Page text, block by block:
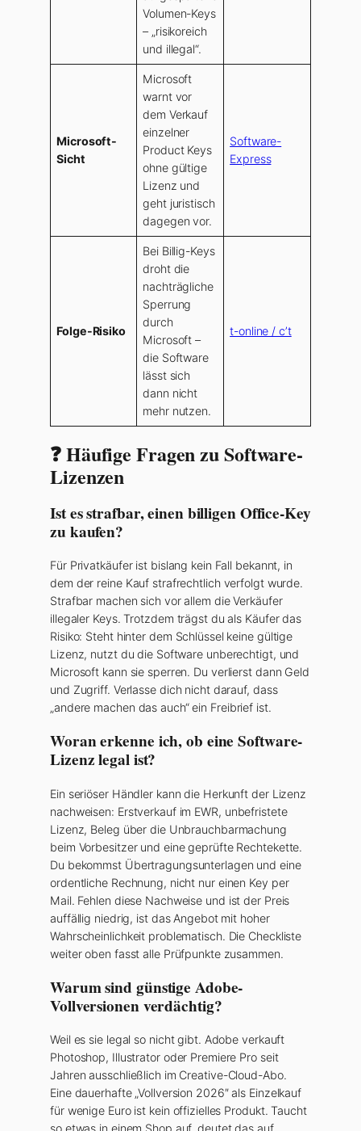
Volumen-Keys
– „risikoreich
und illegal“.
Microsoft-
Sicht
Microsoft
warnt vor
dem Verkauf
einzelner
Product Keys
ohne gültige
Lizenz und
geht juristisch
dagegen vor.
Software-
Express
Folge-Risiko
Bei Billig-Keys
droht die
nachträgliche
Sperrung
durch
Microsoft –
die Software
lässt sich
dann nicht
mehr nutzen.
t-online / c’t
❓ Häufige Fragen zu Software-
Lizenzen
Ist es strafbar, einen billigen Office-Key
zu kaufen?
Für Privatkäufer ist bislang kein Fall bekannt, in
dem der reine Kauf strafrechtlich verfolgt wurde.
Strafbar machen sich vor allem die Verkäufer
illegaler Keys. Trotzdem trägst du als Käufer das
Risiko: Steht hinter dem Schlüssel keine gültige
Lizenz, nutzt du die Software unberechtigt, und
Microsoft kann sie sperren. Du verlierst dann Geld
und Zugriff. Verlasse dich nicht darauf, dass
„andere machen das auch“ ein Freibrief ist.
Woran erkenne ich, ob eine Software-
Lizenz legal ist?
Ein seriöser Händler kann die Herkunft der Lizenz
nachweisen: Erstverkauf im EWR, unbefristete
Lizenz, Beleg über die Unbrauchbarmachung
beim Vorbesitzer und eine geprüfte Rechtekette.
Du bekommst Übertragungsunterlagen und eine
ordentliche Rechnung, nicht nur einen Key per
Mail. Fehlen diese Nachweise und ist der Preis
auffällig niedrig, ist das Angebot mit hoher
Wahrscheinlichkeit problematisch. Die Checkliste
weiter oben fasst alle Prüfpunkte zusammen.
Warum sind günstige Adobe-
Vollversionen verdächtig?
Weil es sie legal so nicht gibt. Adobe verkauft
Photoshop, Illustrator oder Premiere Pro seit
Jahren ausschließlich im Creative-Cloud-Abo.
Eine dauerhafte „Vollversion 2026″ als Einzelkauf
für wenige Euro ist kein offizielles Produkt. Taucht
so etwas in einem Shop auf, deutet das auf